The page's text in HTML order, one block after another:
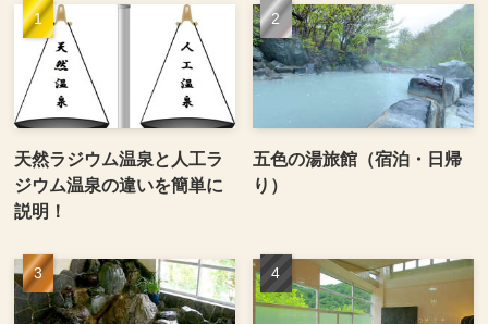
天然ラジウム温泉と人工ラ
ジウム温泉の違いを簡単に
説明！
五色の湯旅館（宿泊・日帰
り）